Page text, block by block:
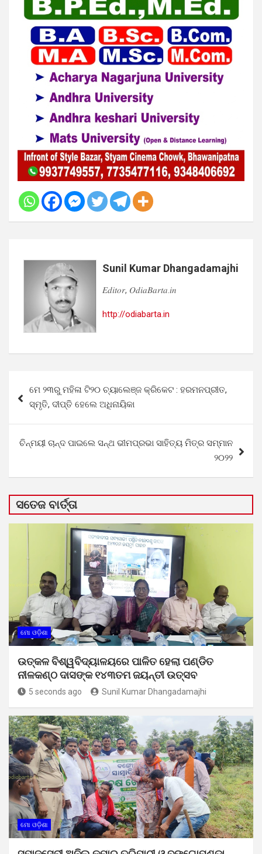
Sunil Kumar Dhangadamajhi
𝐸𝑑𝑖𝑡𝑜𝑟, 𝑂𝑑𝑖𝑎𝐵𝑎𝑟𝑡𝑎.𝑖𝑛
http://odiabarta.in
navigation
ମେ ୨୩ରୁ ମହିଳା ଟି୨୦ ଚ୍ୟାଲେଞ୍ଜ କ୍ରିକେଟ : ହରମନପ୍ରୀତ,
ସ୍ମୃତି, ଦୀପ୍ତି ହେଲେ ଅଧିନାୟିକା
ଚିନ୍ମୟୀ ଚାନ୍ଦ ପାଇଲେ‌ ସନ୍ଥ ଭୀମପ୍ରଭା ସାହିତ୍ୟ ମିତ୍ର ସମ୍ମାନ
୨୦୨୨
ସତେଜ ବାର୍ତ୍ତା
ମୋ ଓଡ଼ିଶା
ଉତ୍କଳ ବିଶ୍ୱବିଦ୍ୟାଳୟରେ ପାଳିତ ହେଲା ପଣ୍ଡିତ
ନୀଳକଣ୍ଠ ଦାସଙ୍କ ୧୪୩ତମ ଜୟନ୍ତୀ ଉତ୍ସବ
5 seconds ago Sunil Kumar Dhangadamajhi
ମୋ ଓଡ଼ିଶା